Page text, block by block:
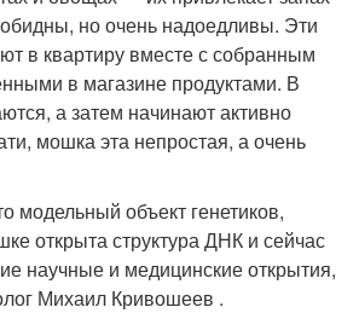
но очень надоедливы. Эти
в квартиру вместе с собранным
в магазине продуктами. В
а затем начинают активно
мошка эта непростая, а очень
объект генетиков,
открыта структура ДНК и сейчас
научные и медицинские открытия,
Михаил Кривошеев .